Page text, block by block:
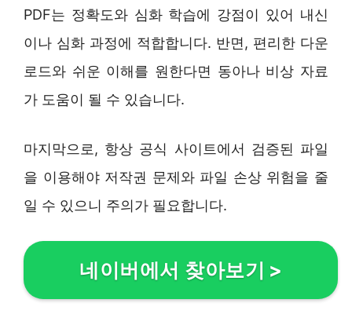
PDF는 정확도와 심화 학습에 강점이 있어 내신
이나 심화 과정에 적합합니다. 반면, 편리한 다운
로드와 쉬운 이해를 원한다면 동아나 비상 자료
가 도움이 될 수 있습니다.
마지막으로, 항상 공식 사이트에서 검증된 파일
을 이용해야 저작권 문제와 파일 손상 위험을 줄
일 수 있으니 주의가 필요합니다.
네이버에서 찾아보기 >